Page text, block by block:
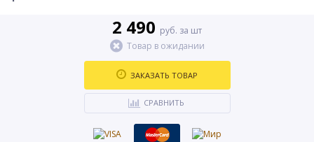
2 490 руб. за шт
Товар в ожидании
ЗАКАЗАТЬ ТОВАР
СРАВНИТЬ